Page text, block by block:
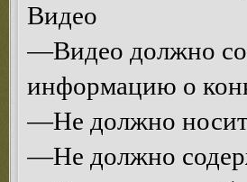
Видео
—Видео должно
информацию о
—Не должно
—Не должно